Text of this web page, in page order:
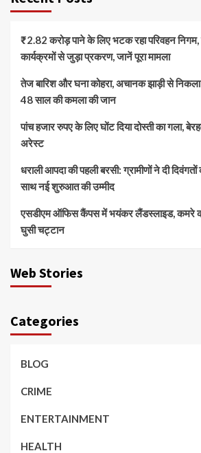
₹2.82 करोड़ पाने के लिए भटक रहा परिवहन
कार्यक्रमों से जुड़ा प्रकरण, जानें पूरा मामला
तेज बारिश और घना कोहरा, अचानक झाड़ी से
48 साल की कमला की जान
पांच हजार रुपए के लिए घोंट दिया दोस्ती का गला,
अरेस्ट
धराली आपदा की पहली बरसी: ग्रामीणों ने दी
साथ नई शुरुआत की उम्मीद
एसडीएम ऑफिस कैंपस में भयंकर लैंडस्लाइड, कमरे
घुसी चट्टान
Web Stories
Categories
BLOG
CRIME
ENTERTAINMENT
HEALTH